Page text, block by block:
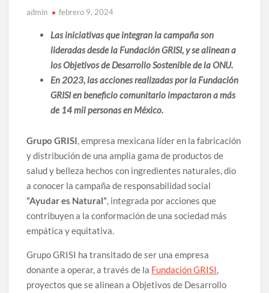
admin febrero 9, 2024
Las iniciativas que integran la campaña son
lideradas desde la Fundación GRISI, y se alinean a
los Objetivos de Desarrollo Sostenible de la ONU.
En 2023, las acciones realizadas por la Fundación
GRISI en beneficio comunitario impactaron a más
de 14 mil personas en México.
Grupo GRISI, empresa mexicana líder en la fabricación
y distribución de una amplia gama de productos de
salud y belleza hechos con ingredientes naturales, dio
a conocer la campaña de responsabilidad social
“Ayudar es Natural”, integrada por acciones que
contribuyen a la conformación de una sociedad más
empática y equitativa.
Grupo GRISI ha transitado de ser una empresa
donante a operar, a través de la Fundación GRISI,
proyectos que se alinean a Objetivos de Desarrollo